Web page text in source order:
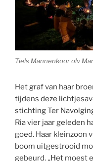
Tiels Mannenkoor olv
Het graf van haar
tijdens deze
stichting Ter
Ria vier jaar geleden
goed. Haar kleinzoon
boom uitgestrooid
gebeurd. ,,Het moest